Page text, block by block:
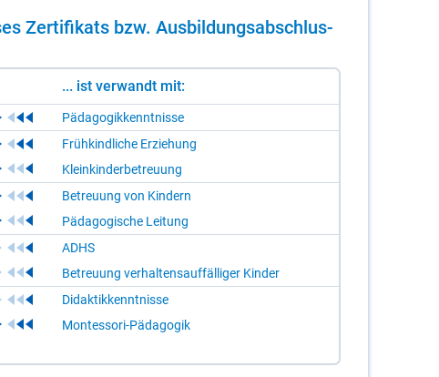
Zer­ti­fi­kats bzw. Aus­bil­dungs­ab­schlus­
... ist verwandt mit:
Pädagogikkenntnisse
Frühkindliche Erziehung
Kleinkinderbetreuung
Betreuung von Kindern
Pädagogische Leitung
ADHS
Betreuung verhaltensauffälliger Kinder
Didaktikkenntnisse
Montessori-Pädagogik